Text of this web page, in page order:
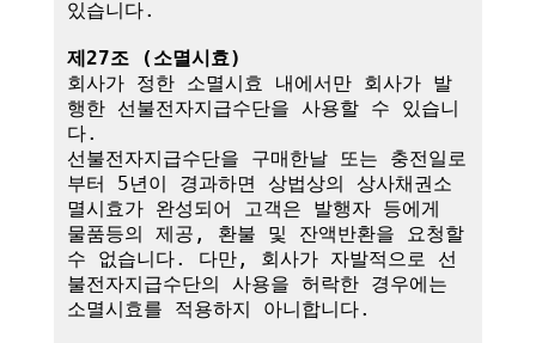
있습니다.
제27조 (소멸시효)
회사가 정한 소멸시효 내에서만 회사가 발
행한 선불전자지급수단을 사용할 수 있습니
다.
선불전자지급수단을 구매한날 또는 충전일로
부터 5년이 경과하면 상법상의 상사채권소
멸시효가 완성되어 고객은 발행자 등에게
물품등의 제공, 환불 및 잔액반환을 요청할
수 없습니다. 다만, 회사가 자발적으로 선
불전자지급수단의 사용을 허락한 경우에는
소멸시효를 적용하지 아니합니다.